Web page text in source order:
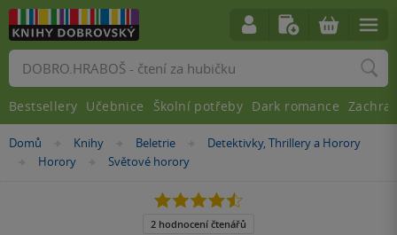
Nacházíte
Domů »Knihy »Beletrie »
Detektivky, Thrillery a Horory
»Horory »
Světové horory
4.5
5
2 hodnocení čtenářů
Vyhledávání
Bestsellery Učebnice Školní potřeby Dark romance